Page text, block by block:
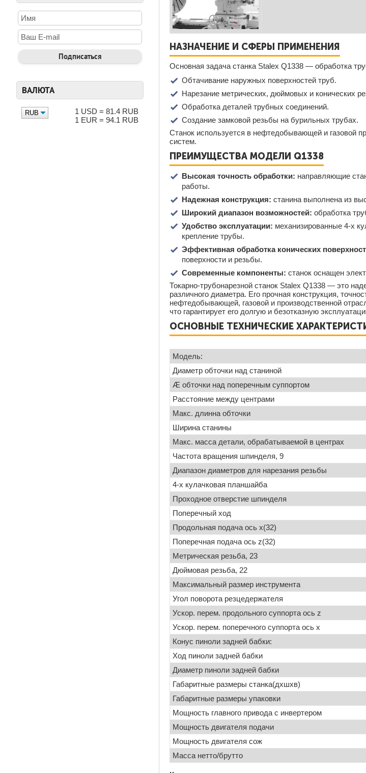
ВАЛЮТА
1 USD = 81.4 RUB
1 EUR = 94.1 RUB
НАЗНАЧЕНИЕ И СФЕРЫ ПРИМЕНЕНИЯ
Основная задача станка Stalex Q1338 — обработка
Обтачивание наружных поверхностей труб.
Нарезание метрических, дюймовых и конических
Обработка деталей трубных соединений.
Создание замковой резьбы на бурильных трубах.
Станок используется в нефтедобывающей и газовой
систем.
ПРЕИМУЩЕСТВА МОДЕЛИ Q1338
Высокая точность обработки: направляющие
работы.
Надежная конструкция: станина выполнена из
Широкий диапазон возможностей: обработка
Удобство эксплуатации: механизированные 4-х
крепление трубы.
Эффективная обработка конических
поверхности и резьбы.
Современные компоненты: станок оснащен
Токарно-трубонарезной станок Stalex Q1338 — это
различного диаметра. Его прочная конструкция,
нефтедобывающей, газовой и производственной
что гарантирует его долгую и безотказную
ОСНОВНЫЕ ТЕХНИЧЕСКИЕ
Модель:
Диаметр обточки над станиной
Æ обточки над поперечным суппортом
Расстояние между центрами
Макс. длинна обточки
Ширина станины
Макс. масса детали, обрабатываемой в центрах
Частота вращения шпинделя, 9
Диапазон диаметров для нарезания резьбы
4-х кулачковая планшайба
Проходное отверстие шпинделя
Поперечный ход
Продольная подача ось x(32)
Поперечная подача ось z(32)
Метрическая резьба, 23
Дюймовая резьба, 22
Максимальный размер инструмента
Угол поворота резцедержателя
Ускор. перем. продольного суппорта ось z
Ускор. перем. поперечного суппорта ось x
Конус пиноли задней бабки:
Ход пиноли задней бабки
Диаметр пиноли задней бабки
Габаритные размеры станка(дхшхв)
Габаритные размеры упаковки
Мощность главного привода с инвертером
Мощность двигателя подачи
Мощность двигателя сож
Масса нетто/брутто